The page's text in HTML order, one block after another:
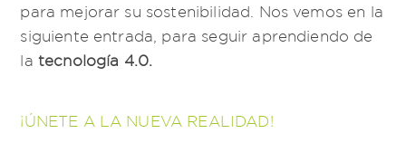
para mejorar su sostenibilidad. Nos vemos en la
siguiente entrada, para seguir aprendiendo de
la tecnología 4.0.
¡ÚNETE A LA NUEVA REALIDAD!